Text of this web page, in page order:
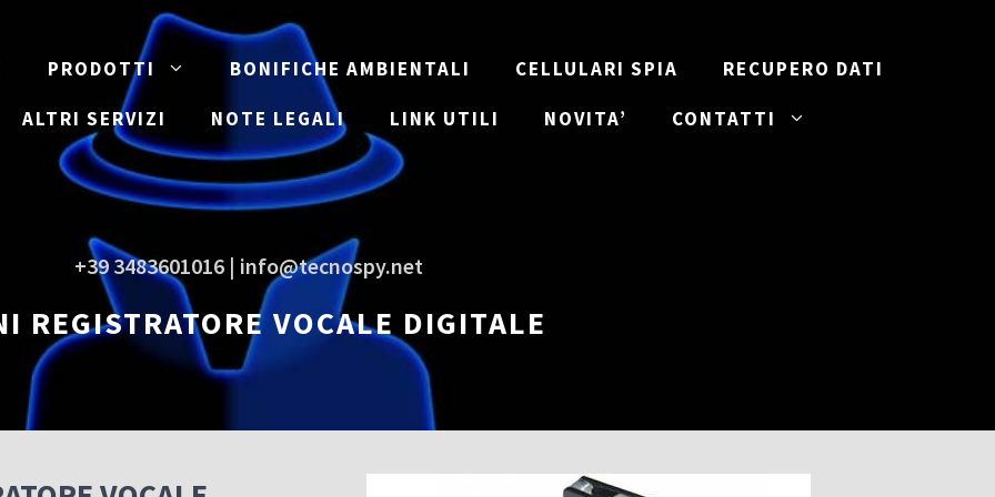
PRODOTTI BONIFICHE AMBIENTALI CELLULARI SPIA RECUPERO DATI
ALTRI SERVIZI NOTE LEGALI LINK UTILI NOVITA’ CONTATTI
+39 3483601016 | info@tecnospy.net
REGISTRATORE VOCALE DIGITALE